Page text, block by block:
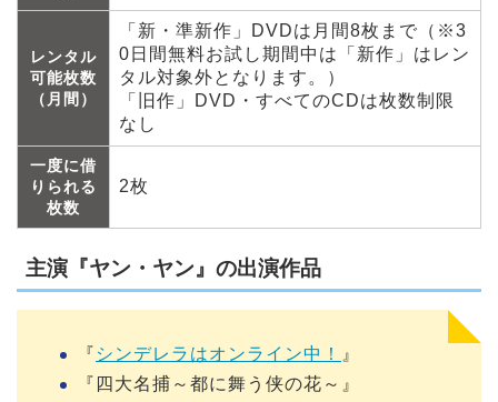
レンタル
可能枚数
（月間）
「新・準新作」DVDは月間8枚まで（※3
0日間無料お試し期間中は「新作」はレン
タル対象外となります。）
「旧作」DVD・すべてのCDは枚数制限
なし
一度に借
りられる
枚数
2枚
主演『ヤン・ヤン』の出演作品
『 シンデレラはオンライン中！
』
『四大名捕～都に舞う侠の花～』